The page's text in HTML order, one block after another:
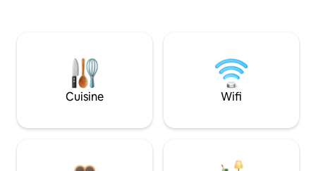
Cuisine Wifi